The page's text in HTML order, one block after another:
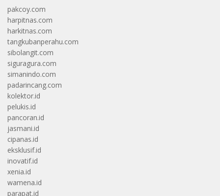
pakcoy.com
harpitnas.com
harkitnas.com
tangkubanperahu.com
sibolangit.com
siguragura.com
simanindo.com
padarincang.com
kolektor.id
pelukis.id
pancoran.id
jasmani.id
cipanas.id
eksklusif.id
inovatif.id
xenia.id
wamena.id
parapat.id